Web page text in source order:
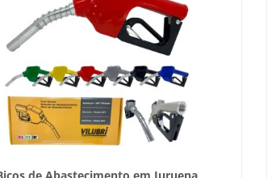
de Abastecimento em Juruena